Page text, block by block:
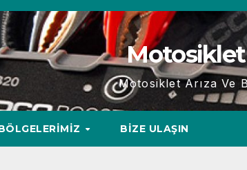
Motosiklet Arıza Ve
BIZE ULAŞIN